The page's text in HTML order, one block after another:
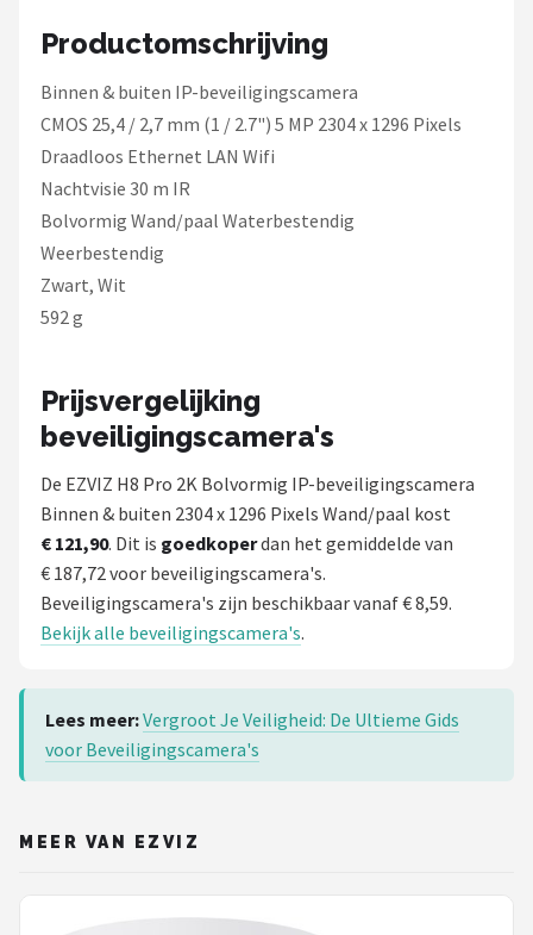
Productomschrijving
Binnen & buiten IP-beveiligingscamera
CMOS 25,4 / 2,7 mm (1 / 2.7") 5 MP 2304 x 1296 Pixels
Draadloos Ethernet LAN Wifi
Nachtvisie 30 m IR
Bolvormig Wand/paal Waterbestendig
Weerbestendig
Zwart, Wit
592 g
Prijsvergelijking
beveiligingscamera's
De EZVIZ H8 Pro 2K Bolvormig IP-beveiligingscamera
Binnen & buiten 2304 x 1296 Pixels Wand/paal kost
€ 121,90. Dit is goedkoperdan het gemiddelde van
€ 187,72 voor beveiligingscamera's.
Beveiligingscamera's zijn beschikbaar vanaf € 8,59.
Bekijk alle beveiligingscamera's.
Lees meer:Vergroot Je Veiligheid: De Ultieme Gids
voor Beveiligingscamera's
MEER VAN EZVIZ